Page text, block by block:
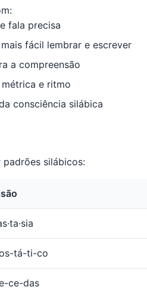
fala precisa
fácil lembrar e escrever
a compreensão
e ritmo
consciência silábica
silábicos:
tá-ti-co
ce-das